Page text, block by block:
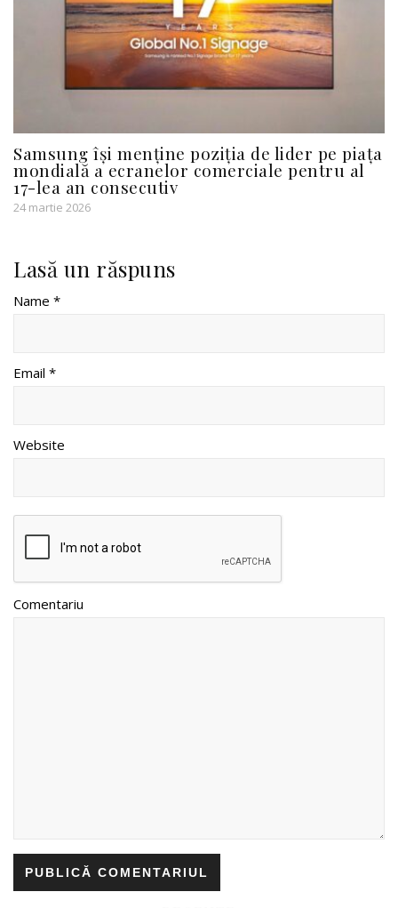
Samsung își menține poziția de lider pe piața
mondială a ecranelor comerciale pentru al
17-lea an consecutiv
24 martie 2026
Lasă un răspuns
Name *
Email *
Website
Comentariu